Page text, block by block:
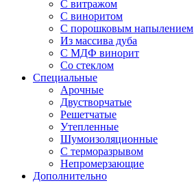
С витражом
С виноритом
С порошковым напылением
Из массива дуба
С МДФ винорит
Со стеклом
Специальные
Арочные
Двустворчатые
Решетчатые
Утепленные
Шумоизоляционные
С терморазрывом
Непромерзающие
Дополнительно